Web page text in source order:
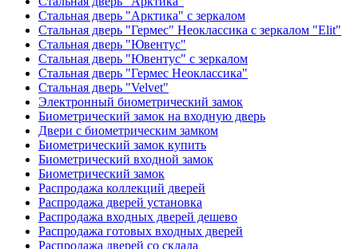
Стальная дверь "Арктика" с зеркалом
Стальная дверь "Гермес" Неоклассика с зеркалом "Elit"
Стальная дверь "Ювентус"
Стальная дверь "Ювентус" с зеркалом
Стальная дверь "Гермес Неоклассика"
Стальная дверь "Velvet"
Электронный биометрический замок
Биометрический замок на входную дверь
Двери с биометрическим замком
Биометрический замок купить
Биометрический входной замок
Биометрический замок
Распродажа коллекций дверей
Распродажа дверей установка
Распродажа входных дверей дешево
Распродажа готовых входных дверей
Распродажа дверей со склада